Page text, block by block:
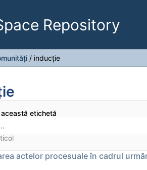
Repository
/ inducţie
etichetă
actelor procesuale în cadrul